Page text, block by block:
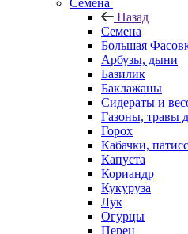
Семена
Назад
Семена
Большая
Арбузы, дыни
Базилик
Баклажаны
Сидераты и
Газоны, травы
Горох
Кабачки,
Капуста
Кориандр
Кукуруза
Лук
Огурцы
Перец